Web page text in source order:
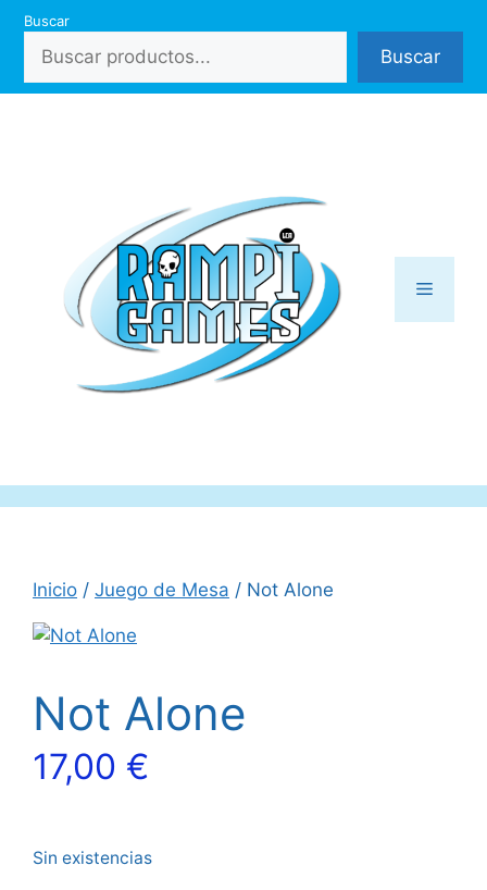
Saltar
contenido
Buscar
Buscar
Menú
Inicio / Juego de Mesa / Not Alone
Not Alone
17,00 €
Sin existencias